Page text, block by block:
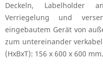
Deckeln, Labelholder
Verriegelung und
eingebautem Gerät von
zum untereinander
(HxBxT): 156 x 600 x 600 mm.